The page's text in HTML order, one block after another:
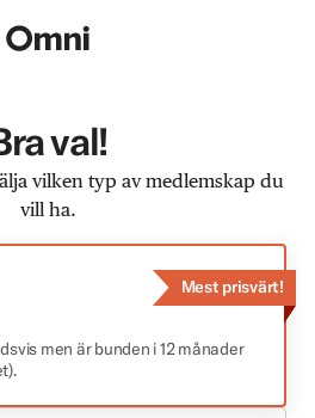
val!
vilken typ av medlemskap du
vill ha.
men är bunden i 12 månader
Mest prisvärt!